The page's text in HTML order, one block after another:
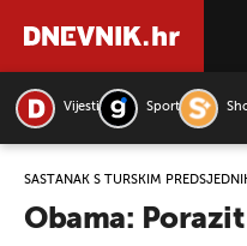
Vijesti Sport
SASTANAK S TURSKIM
Obama:
PRETRAŽITE VIJESTI